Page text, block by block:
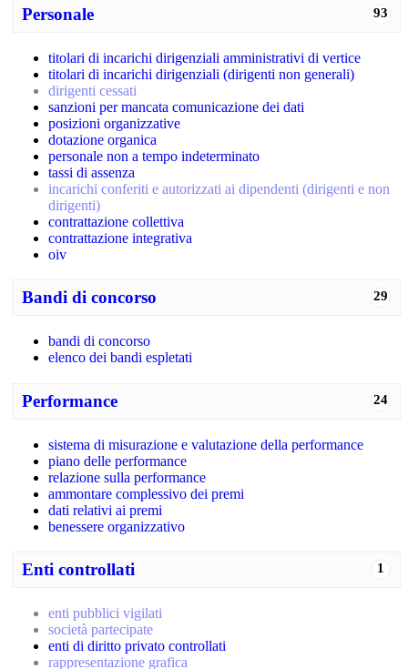
93
Personale
titolari di incarichi dirigenziali amministrativi di vertice
titolari di incarichi dirigenziali (dirigenti non generali)
dirigenti cessati
sanzioni per mancata comunicazione dei dati
posizioni organizzative
dotazione organica
personale non a tempo indeterminato
tassi di assenza
incarichi conferiti e autorizzati ai dipendenti (dirigenti e non
dirigenti)
contrattazione collettiva
contrattazione integrativa
oiv
29
Bandi di concorso
bandi di concorso
elenco dei bandi espletati
24
Performance
sistema di misurazione e valutazione della performance
piano delle performance
relazione sulla performance
ammontare complessivo dei premi
dati relativi ai premi
benessere organizzativo
1
Enti controllati
enti pubblici vigilati
società partecipate
enti di diritto privato controllati
rappresentazione grafica